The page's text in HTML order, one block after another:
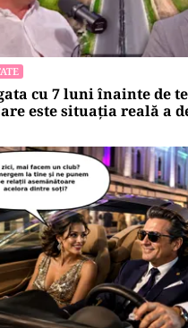
cu 7 luni înainte de
este situația reală a